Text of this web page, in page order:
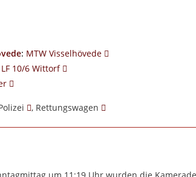
: MTW Visselhövede
LF 10/6 Wittorf
, Rettungswagen